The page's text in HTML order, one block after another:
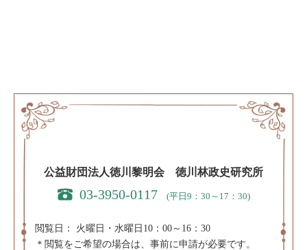
公益財団法人徳川黎明会 徳川林政史研究所
03-3950-0117 (平日9：30～17：30)
閲覧日：
火曜日・水曜日10：00～16：30
＊閲覧をご希望の場合は、事前に申請が必要です。